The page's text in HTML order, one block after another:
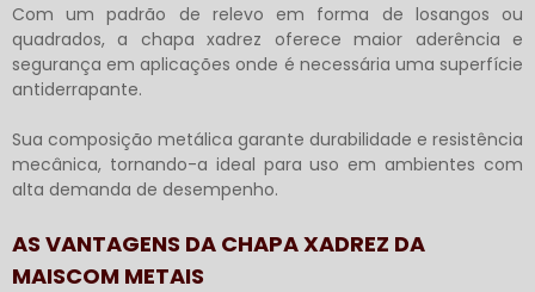
Com um padrão de relevo em forma de losangos ou
quadrados, a chapa xadrez oferece maior aderência e
segurança em aplicações onde é necessária uma superfície
antiderrapante.
Sua composição metálica garante durabilidade e resistência
mecânica, tornando-a ideal para uso em ambientes com
alta demanda de desempenho.
AS VANTAGENS DA CHAPA XADREZ DA
MAISCOM METAIS